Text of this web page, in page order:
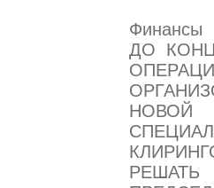
Финансы
ДО
РЕШАТЬ